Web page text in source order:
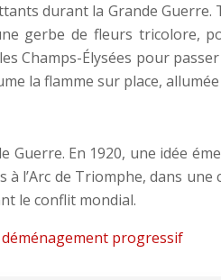
durant la Grande
gerbe de fleurs tricolore,
Champs-Élysées pour
la flamme sur place,
En 1920, une idée
l’Arc de Triomphe, dans une
le conflit mondial.
progressif